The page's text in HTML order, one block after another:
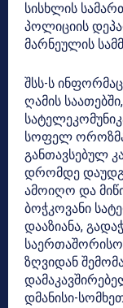
სისხლის
პოლიციის
მარნეულის
შსს-ს
ღამის
სოფელ
განთავსებულ
დრომდე
ამოიღო და
ბოჭკოვანი
დააზიანა,
საერთაშორისო
ზღვიდან
დმანისი-